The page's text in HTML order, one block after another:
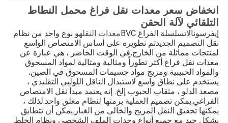
انخفاض سعر معدات نقل فراغ محمل النطاط
التلقائي لآلة الحقن
إيفرسونالاتسلسلة الفراغ BVC معدات النقل
نقل التصميم الجديدتم تطويره على أساس الامتصاص الواسع
لمنتجات مماثلة من الخارج.في الوقت الحاضر ، هي عبارة عن
معدات نقل فراغ أكثر تطوراً ومثالية ومثالية لمواد المسحوق
والمواد الحبيبية ومزيج مواد جسيمات المسحوق في الصين.